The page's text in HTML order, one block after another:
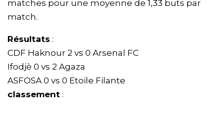
matches pour une moyenne de 1,33 buts par
match.
Résultats :
CDF Haknour 2 vs 0 Arsenal FC
Ifodjè 0 vs 2 Agaza
ASFOSA 0 vs 0 Etoile Filante
classement :